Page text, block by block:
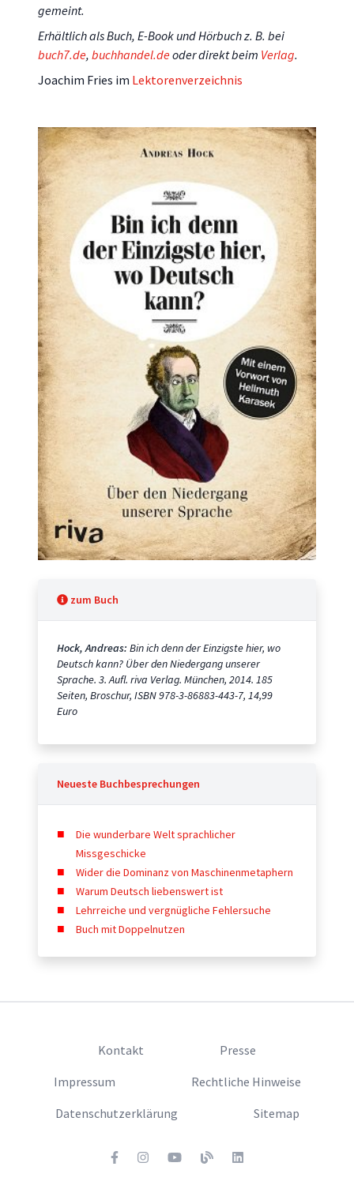
gemeint.
Erhältlich als Buch, E-Book und Hörbuch z. B. bei
buch7.de, buchhandel.deoder direkt beim Verlag.
Joachim Fries im Lektorenverzeichnis
zum Buch
Hock, Andreas: Bin ich denn der Einzigste hier, wo
Deutsch kann? Über den Niedergang unserer
Sprache. 3. Aufl. riva Verlag. München, 2014. 185
Seiten, Broschur, ISBN 978-3-86883-443-7, 14,99
Euro
Neueste Buchbesprechungen
Die wunderbare Welt sprachlicher
Missgeschicke
Wider die Dominanz von Maschinenmetaphern
Warum Deutsch liebenswert ist
Lehrreiche und vergnügliche Fehlersuche
Buch mit Doppelnutzen
Kontakt
Presse
Impressum
Rechtliche Hinweise
Datenschutzerklärung
Sitemap
FacebookTwitterYoutubeBlog LinkedIn